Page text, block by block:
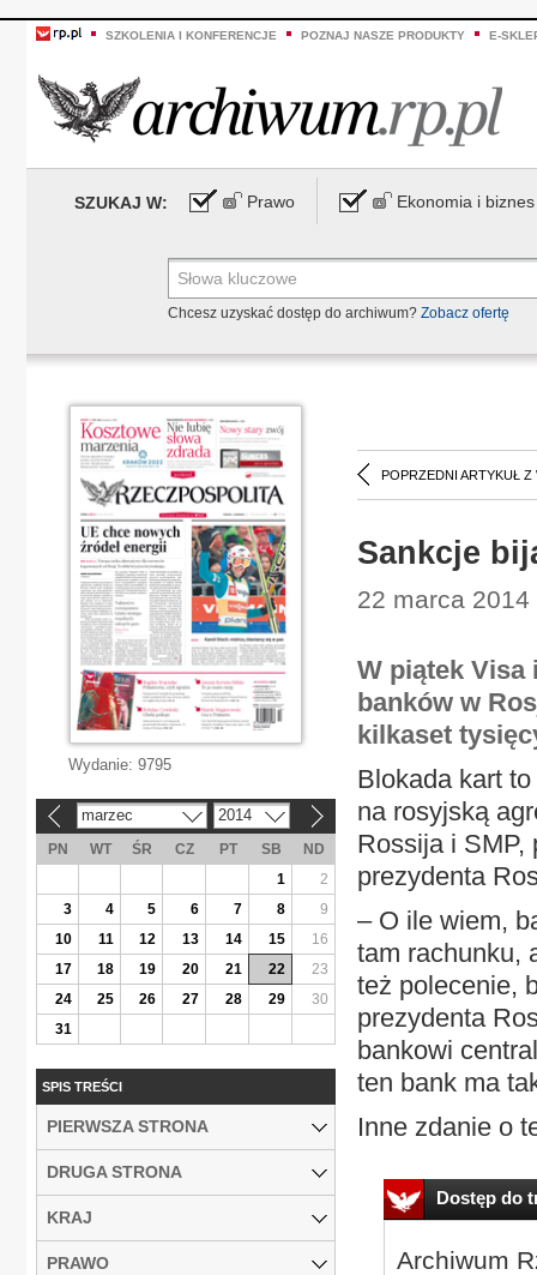
SZKOLENIA I KONFERENCJE POZNAJ NASZE PRODUKTY E-
SZUKAJ W: Prawo Ekonomia i biznes
Chcesz uzyskać dostęp do archiwum? Zobacz ofertę
POPRZEDNI ARTYKUŁ Z
Sankcje
22 marca
W piątek Visa
banków w
kilkaset
Blokada kart
na rosyjską
Rossija i SMP,
prezydenta
– O ile wiem,
tam rachunku,
też polecenie,
prezydenta
bankowi
ten bank ma
Inne zdanie o
Dostęp do
Archiwum
Wydanie: 9795
marzec 2014
PN WT ŚR CZ PT SB
ND
1
2
3
4 5 6 7 8
9
10
11 12 13 14 15
16
17
18 19 20 21 22
23
24
25 26 27 28 29
30
31
SPIS TREŚCI
PIERWSZA STRONA
DRUGA STRONA
KRAJ
PRAWO